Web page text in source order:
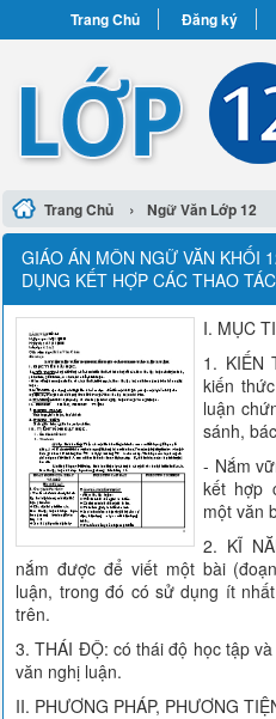
Trang Chủ Đăng ký
Trang Chủ › Ngữ Văn Lớp 12
GIÁO ÁN MÔN NGỮ VĂN KHỐI
DỤNG KẾT HỢP CÁC THAO
I. MỤC
1. KIẾN
kiến
luận
sánh,
- Nắm
kết hợp
một văn
2. KĨ
nắm được để viết một bài
luận, trong đó có sử dụng ít
trên.
3. THÁI ĐỘ: có thái độ học tập
văn nghị luận.
II. PHƯƠNG PHÁP, PHƯƠNG